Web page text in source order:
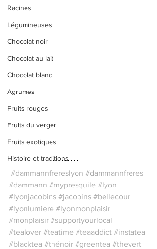
Racines
Légumineuses
Chocolat noir
Chocolat au lait
Chocolat blanc
Agrumes
Fruits rouges
Fruits du verger
Fruits exotiques
Histoire et traditions
#dammannfrereslyon #dammannfreres
#dammann #mypresquile #lyon
#lyonjacobins #jacobins #bellecour
#lyonlumiere #lyonmonplaisir
#monplaisir #supportyourlocal
#tealover #teatime #teaaddict #instatea
#blacktea #thénoir #greentea #thevert